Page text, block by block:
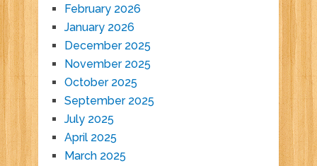
February 2026
January 2026
December 2025
November 2025
October 2025
September 2025
July 2025
April 2025
March 2025